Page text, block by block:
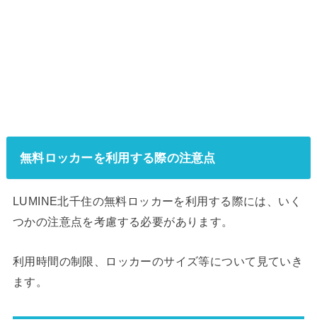
無料ロッカーを利用する際の注意点
LUMINE北千住の無料ロッカーを利用する際には、いく
つかの注意点を考慮する必要があります。
利用時間の制限、ロッカーのサイズ等について見ていき
ます。